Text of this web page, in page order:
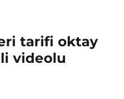
tarifi oktay
videolu